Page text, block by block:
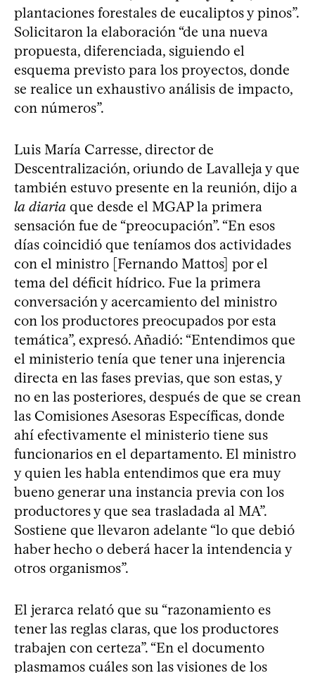
plantaciones forestales de eucaliptos y pinos”.
Solicitaron la elaboración “de una nueva
propuesta, diferenciada, siguiendo el
esquema previsto para los proyectos, donde
se realice un exhaustivo análisis de impacto,
con números”.
Luis María Carresse, director de
Descentralización, oriundo de Lavalleja y que
también estuvo presente en la reunión, dijo a
la diaria que desde el MGAP la primera
sensación fue de “preocupación”. “En esos
días coincidió que teníamos dos actividades
con el ministro [Fernando Mattos] por el
tema del déficit hídrico. Fue la primera
conversación y acercamiento del ministro
con los productores preocupados por esta
temática”, expresó. Añadió: “Entendimos que
el ministerio tenía que tener una injerencia
directa en las fases previas, que son estas, y
no en las posteriores, después de que se crean
las Comisiones Asesoras Específicas, donde
ahí efectivamente el ministerio tiene sus
funcionarios en el departamento. El ministro
y quien les habla entendimos que era muy
bueno generar una instancia previa con los
productores y que sea trasladada al MA”.
Sostiene que llevaron adelante “lo que debió
haber hecho o deberá hacer la intendencia y
otros organismos”.
El jerarca relató que su “razonamiento es
tener las reglas claras, que los productores
trabajen con certeza”. “En el documento
plasmamos cuáles son las visiones de los